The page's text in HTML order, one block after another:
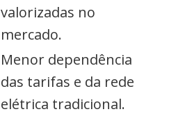
valorizadas no
mercado.
Menor dependência
das tarifas e da rede
elétrica tradicional.